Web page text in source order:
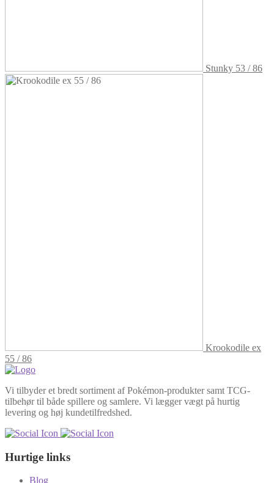
Stunky 53 / 86
Krookodile ex
55 / 86
Vi tilbyder et bredt sortiment af Pokémon-produkter samt TCG-
tilbehør til både spillere og samlere. Vi lægger vægt på hurtig
levering og høj kundetilfredshed.
Hurtige links
Blog